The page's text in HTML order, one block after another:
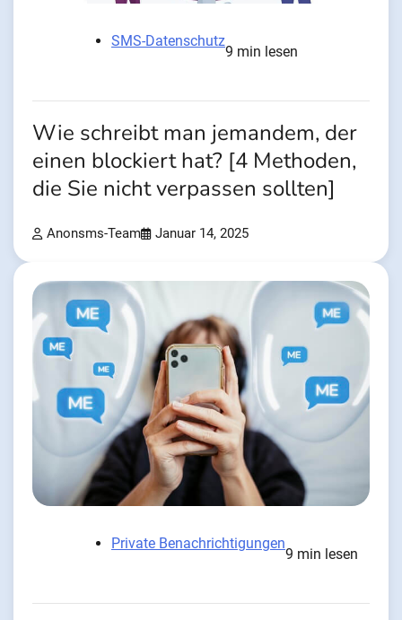
SMS-Datenschutz
9 min lesen
Wie schreibt man jemandem, der
einen blockiert hat? [4 Methoden,
die Sie nicht verpassen sollten]
Anonsms-Team Januar 14, 2025
Private Benachrichtigungen
9 min lesen